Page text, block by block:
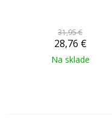
31,95 €
28,76 €
Na sklade